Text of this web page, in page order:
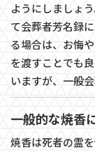
ようにしましょ
て会葬者芳名録
る場合は、お悔
を渡すことでも
いますが、一般
一般的な焼香
焼香は死者の霊